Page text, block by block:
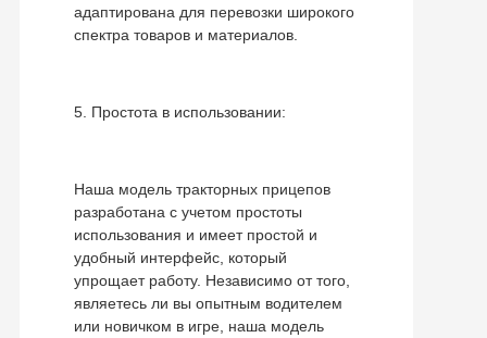
адаптирована для перевозки широкого
спектра товаров и материалов.
5. Простота в использовании:
Наша модель тракторных прицепов
разработана с учетом простоты
использования и имеет простой и
удобный интерфейс, который
упрощает работу. Независимо от того,
являетесь ли вы опытным водителем
или новичком в игре, наша модель